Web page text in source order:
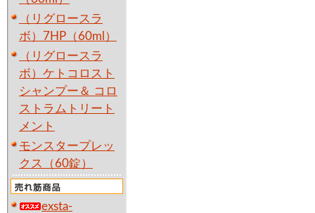
（リグロースラ
ボ）7HP（60ml）
（リグロースラ
ボ）ケトコロスト
シャンプー＆ コロ
ストラムトリート
メント
モンスタープレッ
クス（60錠）
exsta-